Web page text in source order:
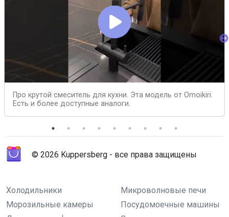
Про крутой смеситель для кухни. Эта модель от Omoikiri.
Есть и более доступные аналоги.
© 2026 Kuppersberg - все права защищены
Холодильники
Микроволновые печи
Морозильные камеры
Посудомоечные машины